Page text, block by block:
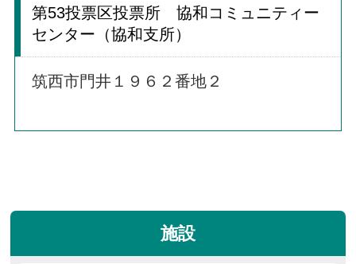
第53投票区投票所 協和コミュニティー
センター（協和支所）
筑西市門井１９６２番地２
施設